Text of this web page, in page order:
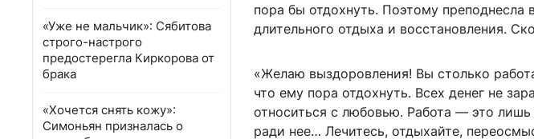
«Уже не мальчик»: Сябитова
строго-настрого
предостерегла Киркорова от
брака
«Хочется снять кожу»:
Симоньян призналась о
пора бы отдохнуть. Поэтому
длительного отдыха и восстановления.
«Желаю выздоровления! Вы столько
что ему пора отдохнуть. Всех денег не
относиться с любовью. Работа — это
ради нее… Лечитесь, отдыхайте,